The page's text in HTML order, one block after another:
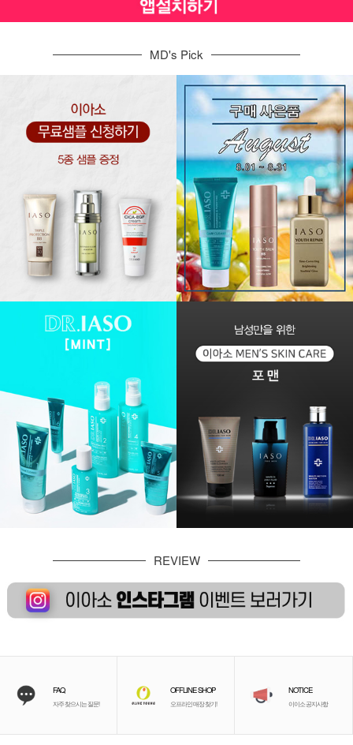
MD's Pick
REVIEW
FAQ
자주 찾으시는 질문!
OFFLINE SHOP
오프라인 매장 찾기!
NOTICE
이이소 공지사항